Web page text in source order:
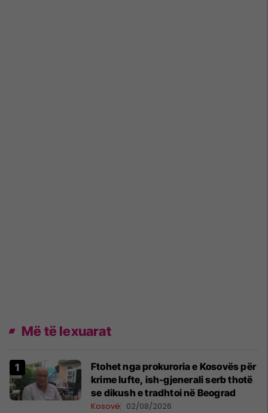
Më të lexuarat
Ftohet nga prokuroria e Kosovës për
krime lufte, ish-gjenerali serb thotë
se dikush e tradhtoi në Beograd
Kosovë 02/08/2026